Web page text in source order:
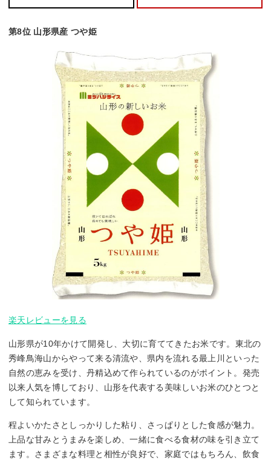
第8位 山形県産 つや姫
楽天レビューを見る
山形県が10年かけて開発し、大切に育ててきたお米です。東北の
秀峰鳥海山からやって来る清流や、県内を流れる最上川といった
自然の恵みを受け、丹精込めて作られているのがポイント。発売
以来人気を博しており、山形を代表する美味しいお米のひとつと
して知られています。
程よいかたさとしっかりした粘り、さっぱりとした食感が魅力。
上品な甘みとうまみを楽しめ、一緒に食べる食材の味を引き立て
ます。さまざまな料理と相性が良好で、家庭ではもちろん、飲食